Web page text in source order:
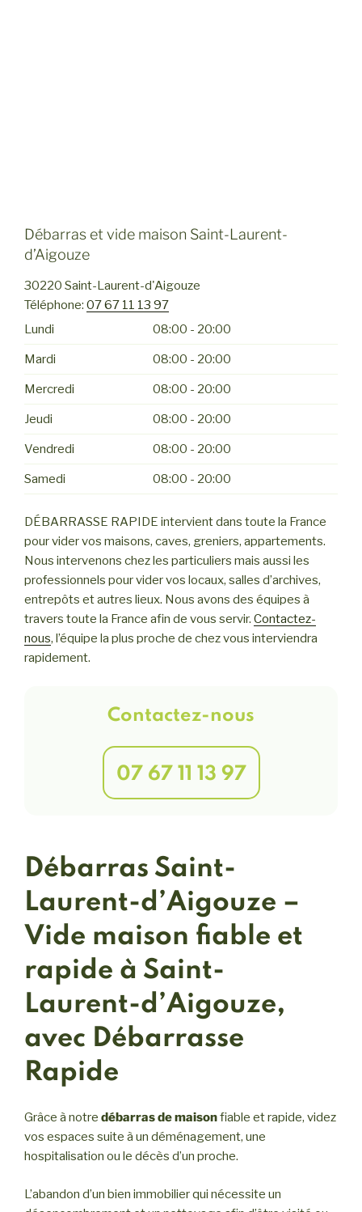
Débarras et vide maison Saint-Laurent-
d’Aigouze
30220 Saint-Laurent-d'Aigouze
Téléphone: 07 67 11 13 97
Lundi
08:00 - 20:00
Mardi 08:00 - 20:00
Mercredi 08:00 - 20:00
Jeudi 08:00 - 20:00
Vendredi 08:00 - 20:00
Samedi 08:00 - 20:00
DÉBARRASSE RAPIDE intervient dans toute la France
pour vider vos maisons, caves, greniers, appartements.
Nous intervenons chez les particuliers mais aussi les
professionnels pour vider vos locaux, salles d’archives,
entrepôts et autres lieux. Nous avons des équipes à
travers toute la France afin de vous servir. Contactez-
nous, l’équipe la plus proche de chez vous interviendra
rapidement.
Contactez-nous
07 67 11 13 97
Débarras Saint-
Laurent-d’Aigouze –
Vide maison fiable et
rapide à Saint-
Laurent-d’Aigouze,
avec Débarrasse
Rapide
Grâce à notre débarras de maisonfiable et rapide, videz
vos espaces suite à un déménagement, une
hospitalisation ou le décès d’un proche.
L’abandon d’un bien immobilier qui nécessite un